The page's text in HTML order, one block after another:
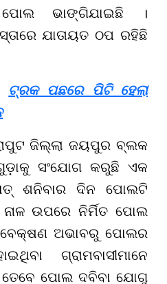
ଭାଙ୍ଗିଯାଇଛି ।
ଯାତାୟତ ଠପ ରହିଛି
ଟ୍ରକ ପଛରେ ପିଟି ହେଲା
ଜିଲ୍ଲା ଜୟପୁର ବ୍ଲକ
ସଂଯୋଗ କରୁଛି ଏକ
ଶନିବାର ଦିନ ପୋଲଟି
ଉପରେ ନିର୍ମିତ ପୋଲ
ଅଭାବରୁ ପୋଲର
ଗ୍ରାମବାସୀମାନେ
ପୋଲ ଦବିବା ଯୋଗୁ